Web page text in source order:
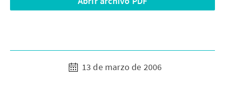
13 de marzo de 2006